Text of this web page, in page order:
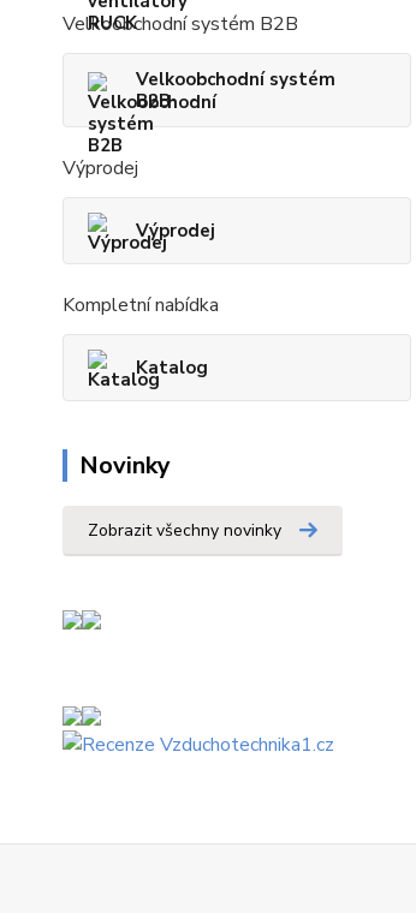
Velkoobchodní systém B2B
Velkoobchodní systém
B2B
Výprodej
Výprodej
Kompletní nabídka
Katalog
Novinky
Zobrazit všechny novinky